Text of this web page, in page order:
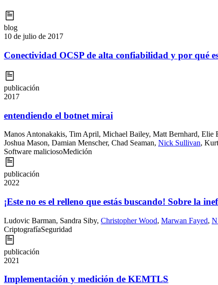
blog
10 de julio de 2017
Conectividad OCSP de alta confiabilidad y por qué
publicación
2017
entendiendo el botnet mirai
Manos Antonakakis, Tim April, Michael Bailey, Matt Bernhard, Elie
Joshua Mason, Damian Menscher, Chad Seaman, Nick Sullivan,
Software maliciosoMedición
publicación
2022
¡Este no es el relleno que estás buscando! Sobre la
Ludovic Barman, Sandra Siby, Christopher Wood, Marwan Fayed,
CriptografíaSeguridad
publicación
2021
Implementación y medición de KEMTLS